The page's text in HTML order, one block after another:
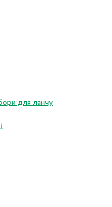
для ланчу